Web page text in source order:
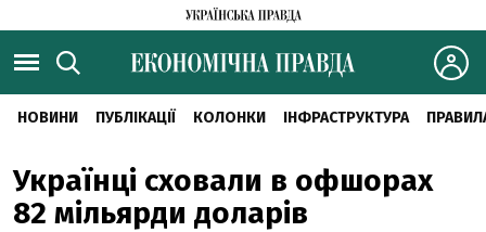
НОВИНИ ПУБЛІКАЦІЇ КОЛОНКИ ІНФРАСТРУКТУРА
Українці сховали в офшорах
82 мільярди доларів